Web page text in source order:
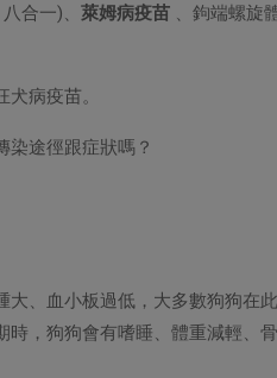
合一)、 萊姆病疫苗 、鉤端螺旋
病疫苗。
染途徑跟症狀嗎？
大、血小板過低，大多數狗狗在
，狗狗會有嗜睡、體重減輕、